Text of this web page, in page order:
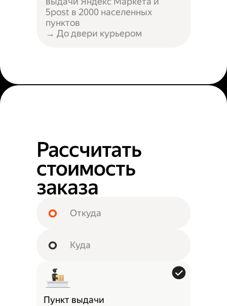
5post в 2000 населенных
пунктов
→ До двери курьером
Рассчитать
стоимость
заказа
Пункт выдачи